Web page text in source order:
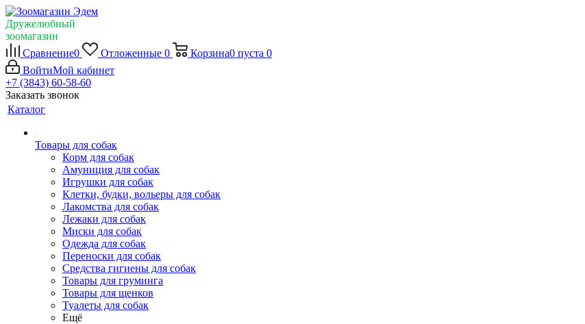
Дружелюбный
зоомагазин
Сравнение0 Отложенные 0 Корзина0 пуста 0
ВойтиМой кабинет
+7 (3843) 60-58-60
Заказать звонок
Каталог
Товары для собак
Корм для собак
Амуниция для собак
Игрушки для собак
Клетки, будки, вольеры для собак
Лакомства для собак
Лежаки для собак
Миски для собак
Одежда для собак
Переноски для собак
Средства гигиены для собак
Товары для груминга
Товары для щенков
Туалеты для собак
Ещё